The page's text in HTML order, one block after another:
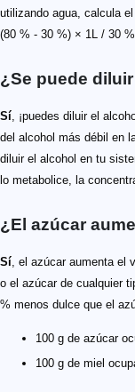
utilizando agua, calcula
(80 % - 30 %) × 1L / 30
¿Se puede
Sí, ¡puedes diluir el
del alcohol más débil en
diluir el alcohol en tu
lo metabolice, la
¿El azúcar
Sí, el azúcar aumenta el
o el azúcar de cualquier
% menos dulce que el
100 g de azúcar
100 g de miel